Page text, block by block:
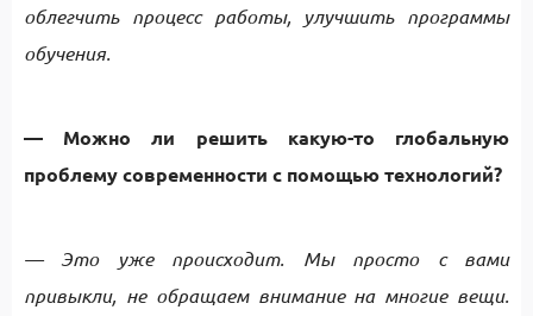
облегчить процесс работы, улучшить программы
обучения.
— Можно ли решить какую-то глобальную
проблему современности с помощью технологий?
— Это уже происходит. Мы просто с вами
привыкли, не обращаем внимание на многие вещи.